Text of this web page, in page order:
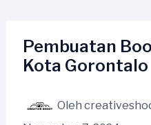
kontenPembuatan
Kota Gorontalo
Oleh